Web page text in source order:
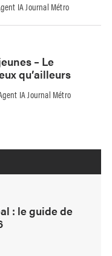
IA Journal Métro
– Le
qu’ailleurs
IA Journal Métro
: le guide de